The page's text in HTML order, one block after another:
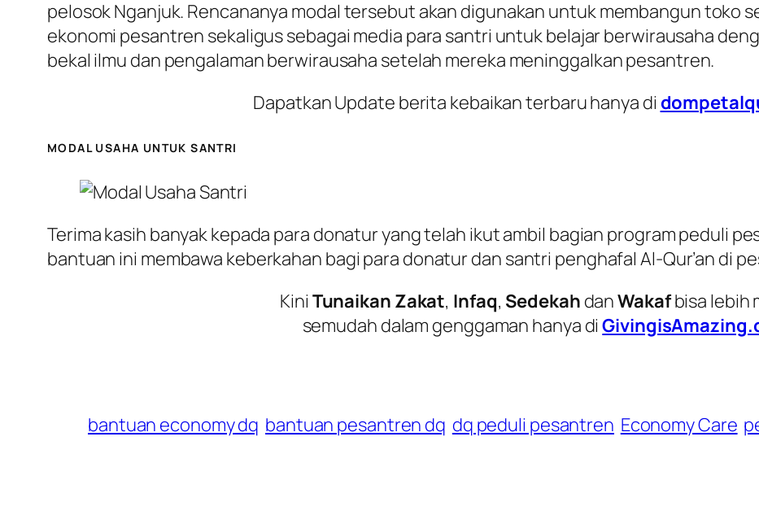
pelosok Nganjuk. Rencananya modal tersebut akan digunakan untuk membangun toko
ekonomi pesantren sekaligus sebagai media para santri untuk belajar berwirausaha
bekal ilmu dan pengalaman berwirausaha setelah mereka meninggalkan pesantren.
Dapatkan Update berita kebaikan terbaru hanya di
MODAL USAHA UNTUK SANTRI
Terima kasih banyak kepada para donatur yang telah ikut ambil bagian program peduli
bantuan ini membawa keberkahan bagi para donatur dan santri penghafal Al-Qur’an di
Kini Tunaikan Zakat, Infaq, Sedekah danWakafbisa lebih
semudah dalam genggaman hanya di
bantuan economy dq bantuan pesantren dq dq peduli pesantren Economy Care